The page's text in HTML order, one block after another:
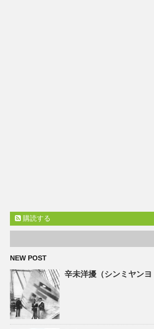
購読する
NEW POST
辛未洋擾（シンミヤンヨ